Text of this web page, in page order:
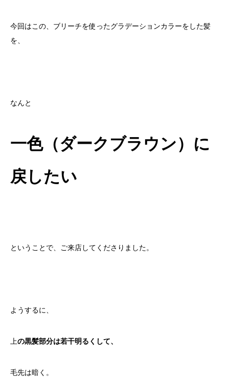
今回はこの、ブリーチを使ったグラデーションカラーをした髪
を、
なんと
一色（ダークブラウン）に
戻したい
ということで、ご来店してくださりました。
ようするに、
上の黒髪部分は若干明るくして、
毛先は暗く。